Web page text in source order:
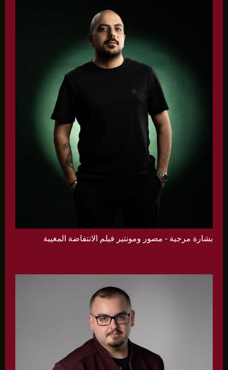
بشارة مرجية - مصور ومونتير فيلم الانتفاضة المغيبة